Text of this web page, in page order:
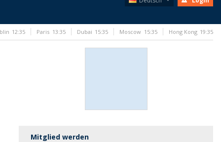
Mitglied werden
12:35 Paris 13:35 Dubai 15:35 Moscow 15:35 Hong Kong 19:35